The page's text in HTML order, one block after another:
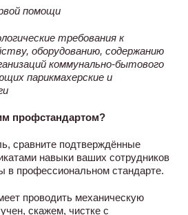
помощи
требования к
оборудованию, содержанию
коммунально-бытового
парикмахерские и
профстандартом?
сравните подтверждённые
навыки ваших сотрудников
в профессиональном стандарте.
проводить механическую
скажем, чистке с